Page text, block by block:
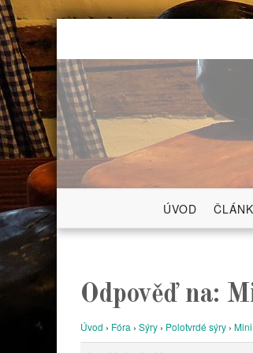
Skip
content
ÚVOD
Odpověď na:
Úvod › Fóra › Sýry › Polotvrdé sýry ›